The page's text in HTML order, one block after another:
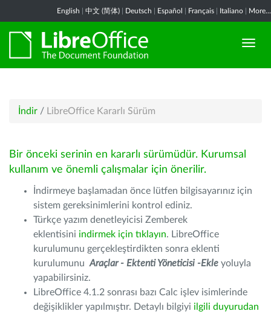
English 中文 (简体) Deutsch Español Français Italiano More...
İndir / LibreOffice Kararlı Sürüm
Bir önceki serinin en kararlı sürümüdür. Kurumsal
kullanım ve önemli çalışmalar için önerilir.
İndirmeye başlamadan önce lütfen bilgisayarınız için
sistem gereksinimlerini kontrol ediniz.
Türkçe yazım denetleyicisi Zemberek
eklentisini indirmek için tıklayın. LibreOffice
kurulumunu gerçekleştirdikten sonra eklenti
kurulumunu Araçlar - Ektenti Yöneticisi -Ekle yoluyla
yapabilirsiniz.
LibreOffice 4.1.2 sonrası bazı Calc işlev isimlerinde
değişiklikler yapılmıştır. Detaylı bilgiyi ilgili duyurudan